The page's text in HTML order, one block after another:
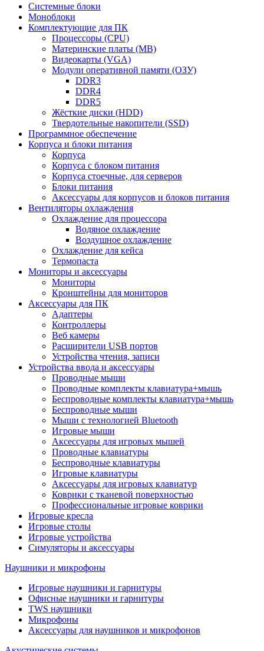
Системные блоки
Моноблоки
Комплектующие для ПК
Процессоры (CPU)
Материнские платы (MB)
Видеокарты (VGA)
Модули оперативной памяти (ОЗУ)
DDR3
DDR4
DDR5
Жёсткие диски (HDD)
Твердотельные накопители (SSD)
Программное обеспечение
Корпуса и блоки питания
Корпуса
Корпуса с блоком питания
Корпуса стоечные, для серверов
Блоки питания
Аксессуары для корпусов и блоков питания
Вентиляторы охлаждения
Охлаждение для процессора
Водяное охлаждение
Воздушное охлаждение
Охлаждение для кейса
Термопаста
Мониторы и аксессуары
Мониторы
Кронштейны для мониторов
Аксессуары для ПК
Адаптеры
Контроллеры
Веб камеры
Расширители USB портов
Устройства чтения, записи
Устройства ввода и аксессуары
Проводные мыши
Проводные комплекты клавиатура+мышь
Беспроводные комплекты клавиатура+мышь
Беспроводные мыши
Мыши с технологией Bluetooth
Игровые мыши
Аксессуары для игровых мышей
Проводные клавиатуры
Беспроводные клавиатуры
Игровые клавиатуры
Аксессуары для игровых клавиатур
Коврики с тканевой поверхностью
Профессиональные игровые коврики
Игровые кресла
Игровые столы
Игровые устройства
Симуляторы и аксессуары
Наушники и микрофоны
Игровые наушники и гарнитуры
Офисные наушники и гарнитуры
TWS наушники
Микрофоны
Аксессуары для наушников и микрофонов